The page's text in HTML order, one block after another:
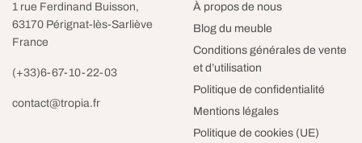
1 rue Ferdinand Buisson,
63170 Pérignat-lès-Sarliève
France
(+33)6-67-10-22-03
contact@tropia.fr
À propos de nous
Blog du meuble
Conditions générales de vente
et d’utilisation
Politique de confidentialité
Mentions légales
Politique de cookies (UE)